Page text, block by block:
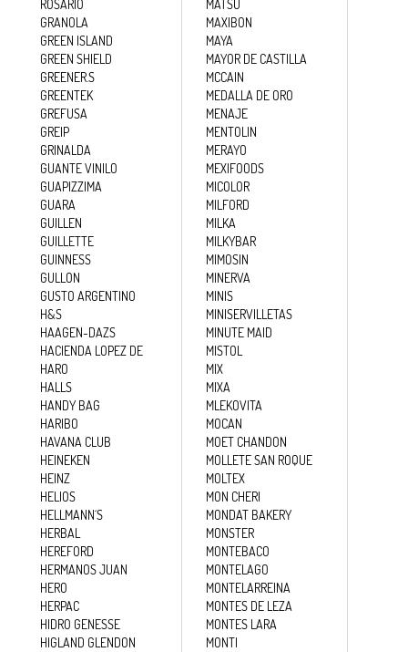
ROSARIO
GRANOLA
GREEN ISLAND
GREEN SHIELD
GREENER.S
GREENTEK
GREFUSA
GREIP
GRINALDA
GUANTE VINILO
GUAPIZZIMA
GUARA
GUILLEN
GUILLETTE
GUINNESS
GULLON
GUSTO ARGENTINO
H&S
HAAGEN-DAZS
HACIENDA LOPEZ DE
HARO
HALLS
HANDY BAG
HARIBO
HAVANA CLUB
HEINEKEN
HEINZ
HELIOS
HELLMANN´S
HERBAL
HEREFORD
HERMANOS JUAN
HERO
HERPAC
HIDRO GENESSE
HIGLAND GLENDON
MATSU
MAXIBON
MAYA
MAYOR DE CASTILLA
MCCAIN
MEDALLA DE ORO
MENAJE
MENTOLIN
MERAYO
MEXIFOODS
MICOLOR
MILFORD
MILKA
MILKYBAR
MIMOSIN
MINERVA
MINIS
MINISERVILLETAS
MINUTE MAID
MISTOL
MIX
MIXA
MLEKOVITA
MOCAN
MOET CHANDON
MOLLETE SAN ROQUE
MOLTEX
MON CHERI
MONDAT BAKERY
MONSTER
MONTEBACO
MONTELAGO
MONTELARREINA
MONTES DE LEZA
MONTES LARA
MONTI